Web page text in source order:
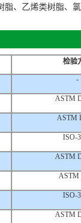
、乙烯类树脂、
检验
-
ASTM
ASTM
ISO-
ASTM
ASTM
ISO-
ASTM